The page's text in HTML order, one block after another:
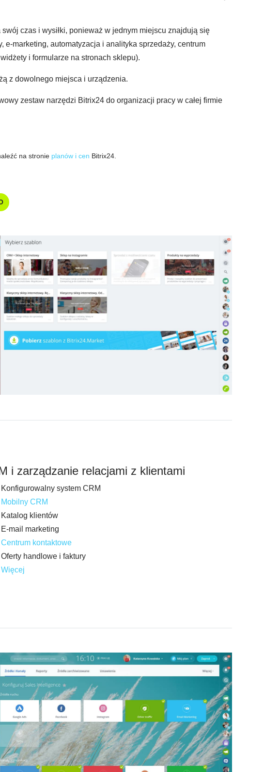
czas i wysiłki, ponieważ w jednym miejscu znajdują się
marketing, automatyzacja i analityka sprzedaży, centrum
i formularze na stronach sklepu).
z dowolnego miejsca i urządzenia.
zestaw narzędzi Bitrix24 do organizacji pracy w całej firmie
na stronie planów i cen Bitrix24.
i zarządzanie relacjami z klientami
Konfigurowalny system CRM
Mobilny CRM
Katalog klientów
E-mail marketing
Centrum kontaktowe
Oferty handlowe i faktury
Więcej